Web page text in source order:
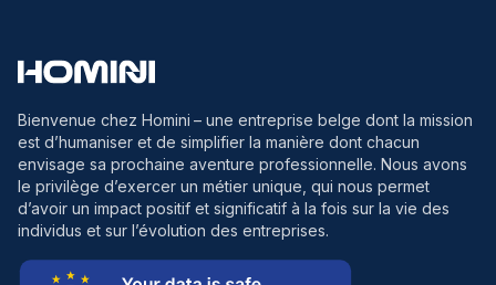
Bienvenue chez Homini – une entreprise belge dont la mission
est d’humaniser et de simplifier la manière dont chacun
envisage sa prochaine aventure professionnelle. Nous avons
le privilège d’exercer un métier unique, qui nous permet
d’avoir un impact positif et significatif à la fois sur la vie des
individus et sur l’évolution des entreprises.